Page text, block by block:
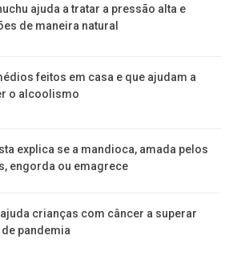
ajuda a tratar a pressão alta e
de maneira natural
feitos em casa e que ajudam a
o alcoolismo
explica se a mandioca, amada pelos
engorda ou emagrece
crianças com câncer a superar
pandemia